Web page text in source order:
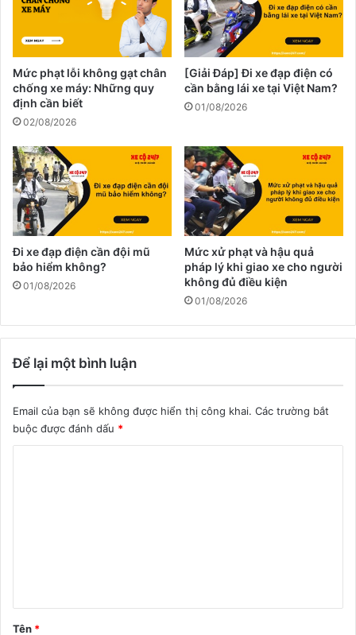
Mức phạt lỗi không gạt chân
chống xe máy: Những quy
định cần biết
02/08/2026
[Giải Đáp] Đi xe đạp điện có
cần bằng lái xe tại Việt Nam?
01/08/2026
Đi xe đạp điện cần đội mũ
bảo hiểm không?
01/08/2026
Mức xử phạt và hậu quả
pháp lý khi giao xe cho người
không đủ điều kiện
01/08/2026
Để lại một bình luận
Email của bạn sẽ không được hiển thị công khai. Các trường bắt
buộc được đánh dấu *
n
Tên *